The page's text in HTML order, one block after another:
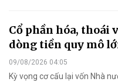
Cổ phần hóa, thoái
dòng tiền quy mô
09/08/2026 04:05
Kỳ vọng cơ cấu lại vốn Nhà